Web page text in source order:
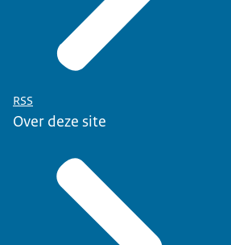
RSS
Over deze site